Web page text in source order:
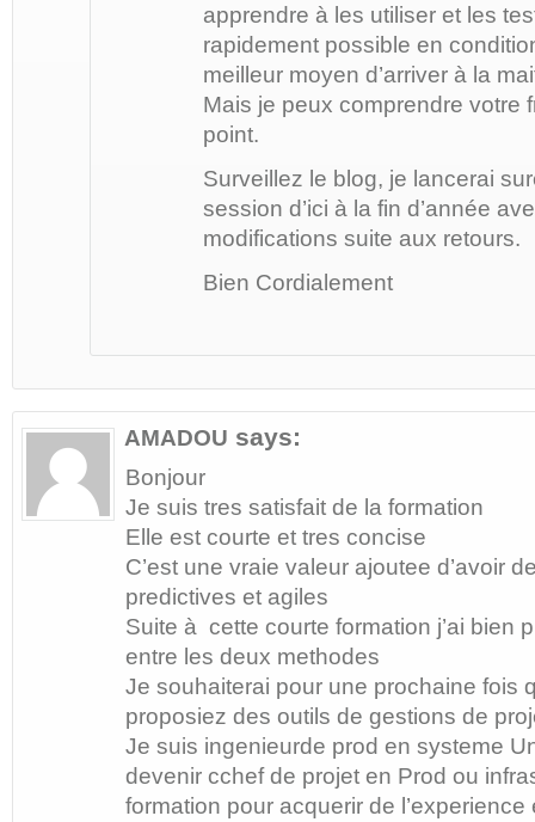
apprendre à les utiliser et les
rapidement possible en
meilleur moyen d’arriver à la
Mais je peux comprendre votre
point.
Surveillez le blog, je lancerai
session d’ici à la fin d’année
modifications suite aux retours.
Bien Cordialement
AMADOU says:
Bonjour
Je suis tres satisfait de la formation
Elle est courte et tres concise
C’est une vraie valeur ajoutee d’avoir
predictives et agiles
Suite à cette courte formation j’ai bien
entre les deux methodes
Je souhaiterai pour une prochaine fois
proposiez des outils de gestions de
Je suis ingenieurde prod en systeme
devenir cchef de projet en Prod ou
formation pour acquerir de